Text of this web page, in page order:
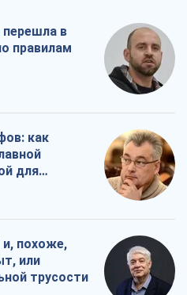
перешла в
правилам
как
для
и, похоже,
или
трусости